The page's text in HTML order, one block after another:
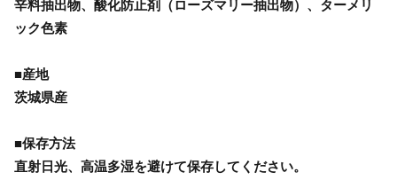
辛料抽出物、酸化防止剤（ローズマリー抽出物）、ターメリ
ック色素
■産地
茨城県産
■保存方法
直射日光、高温多湿を避けて保存してください。